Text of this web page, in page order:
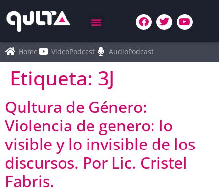
Home VideoPodcast AudioPodcast
Etiqueta: 3J
Qultura de Género:
Violencia de genero: lo
visible y lo invisible de los
discursos. Por Lic. Cristel
Fabris.